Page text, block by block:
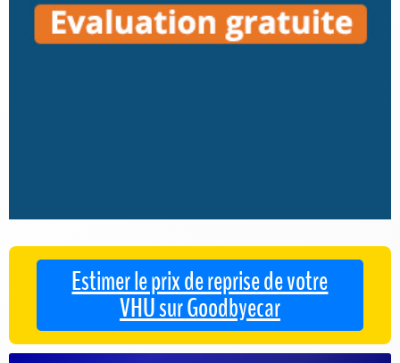
Estimer le prix de reprise de votre
VHU sur Goodbyecar